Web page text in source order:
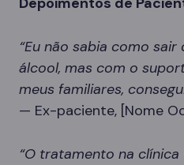
“Eu não sabia como
álcool, mas com o
meus familiares,
— Ex-paciente, [Nome
“O tratamento na